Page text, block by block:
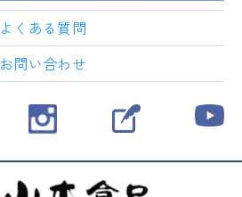
よくある質問
お問い合わせ